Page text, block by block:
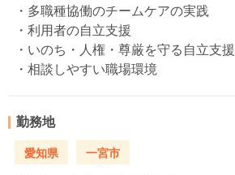
・多職種協働のチームケアの実践
・利用者の自立支援
・いのち・人権・尊厳を守る自立支援
・相談しやすい職場環境
勤務地
愛知県 一宮市